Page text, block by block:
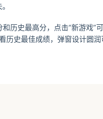
历史最高分，点击“新游戏”
史最佳成绩，弹窗设计圆润